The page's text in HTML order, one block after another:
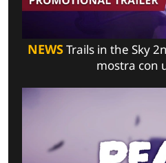
NEWSTrails in the Sky
mostra con